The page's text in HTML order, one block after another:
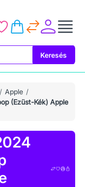
Keresés
Apple
(Ezüst-Kék) Apple